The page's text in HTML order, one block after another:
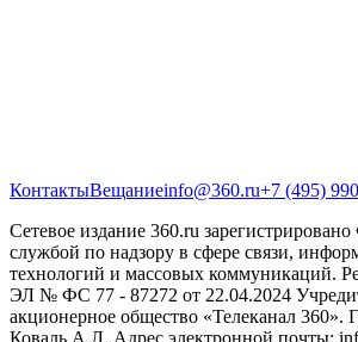
КонтактыВещаниеinfo@360.ru+7 (495)
Сетевое издание 360.ru
службой по надзору в сфере связи,
технологий и массовых коммуникаций.
ЭЛ № ФС 77 - 87272 от 22.04.2024
акционерное общество «Телеканал 360».